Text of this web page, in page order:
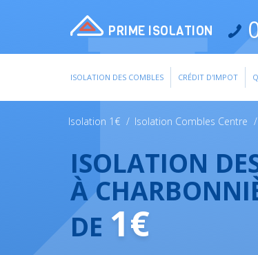
PRIME ISOLATION
ISOLATION DES COMBLES CRÉDIT D'IMPOT
Isolation 1€ / Isolation Combles Centre /
ISOLATION
À
DE 1€